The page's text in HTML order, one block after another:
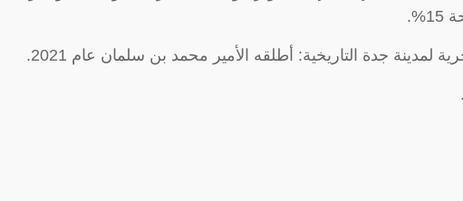
لمدينة جدة التاريخية: أطلقه الأمير محمد بن سلمان عام 2021.